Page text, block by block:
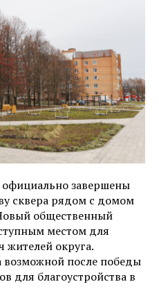
завершены
сквера рядом с домом
общественный
местом для
жителей округа.
возможной после победы
для благоустройства в